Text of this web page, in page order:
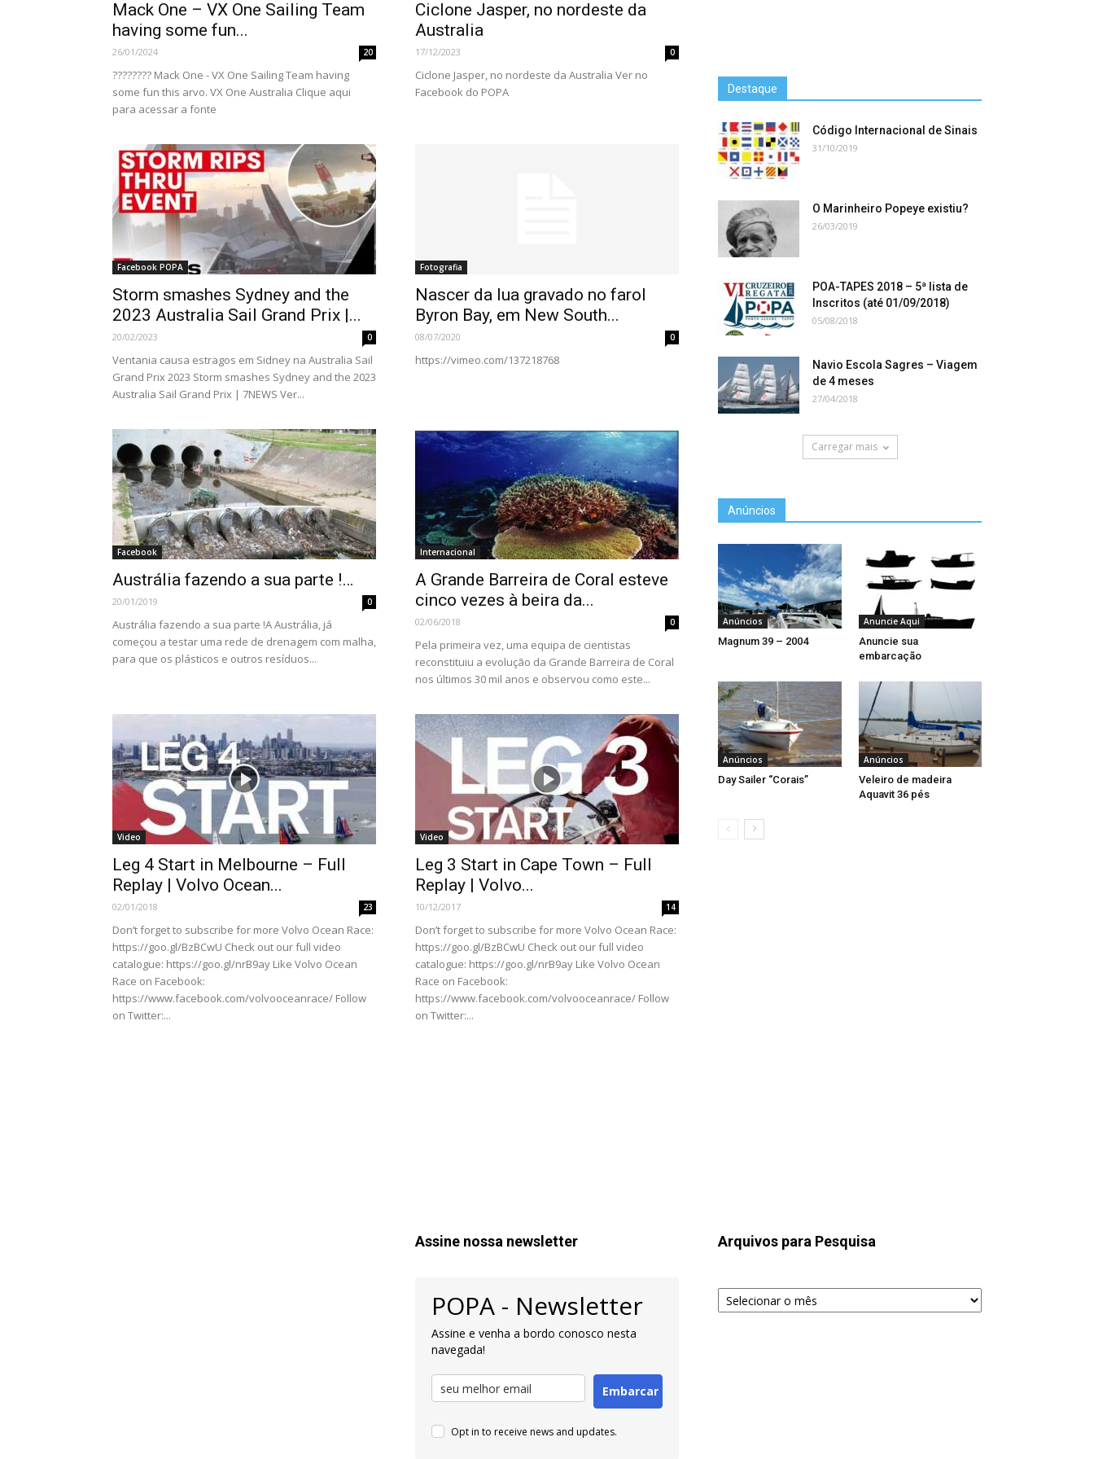
Mack One – VX One Sailing Team
having some fun...
26/01/2024 20
???????? Mack One - VX One Sailing Team having
some fun this arvo. VX One Australia Clique aqui
para acessar a fonte
Ciclone Jasper, no nordeste da
Australia
17/12/2023 0
Ciclone Jasper, no nordeste da Australia Ver no
Facebook do POPA
Facebook POPA
Storm smashes Sydney and the
2023 Australia Sail Grand Prix |...
20/02/2023 0
Ventania causa estragos em Sidney na Australia Sail
Grand Prix 2023 Storm smashes Sydney and the 2023
Australia Sail Grand Prix | 7NEWS Ver...
Fotografia
Nascer da lua gravado no farol
Byron Bay, em New South...
08/07/2020 0
https://vimeo.com/137218768
Facebook
Austrália fazendo a sua parte !…
20/01/2019 0
Austrália fazendo a sua parte !A Austrália, já
começou a testar uma rede de drenagem com malha,
para que os plásticos e outros resíduos...
Internacional
A Grande Barreira de Coral esteve
cinco vezes à beira da...
02/06/2018 0
Pela primeira vez, uma equipa de cientistas
reconstituiu a evolução da Grande Barreira de Coral
nos últimos 30 mil anos e observou como este...
Video
Leg 4 Start in Melbourne – Full
Replay | Volvo Ocean...
02/01/2018 23
Don’t forget to subscribe for more Volvo Ocean Race:
https://goo.gl/BzBCwU Check out our full video
catalogue: https://goo.gl/nrB9ay Like Volvo Ocean
Race on Facebook:
https://www.facebook.com/volvooceanrace/ Follow
on Twitter:...
Video
Leg 3 Start in Cape Town – Full
Replay | Volvo...
10/12/2017 14
Don’t forget to subscribe for more Volvo Ocean Race:
https://goo.gl/BzBCwU Check out our full video
catalogue: https://goo.gl/nrB9ay Like Volvo Ocean
Race on Facebook:
https://www.facebook.com/volvooceanrace/ Follow
on Twitter:...
Destaque
Código Internacional de Sinais
31/10/2019
O Marinheiro Popeye existiu?
26/03/2019
POA-TAPES 2018 – 5ª lista de
Inscritos (até 01/09/2018)
05/08/2018
Navio Escola Sagres – Viagem
de 4 meses
27/04/2018
Carregar mais
Anúncios
Anúncios
Magnum 39 – 2004
Anuncie Aqui
Anuncie sua
embarcação
Anúncios
Day Sailer “Corais”
Anúncios
Veleiro de madeira
Aquavit 36 pés
Assine nossa newsletter
POPA - Newsletter
Assine e venha a bordo conosco nesta
navegada!
Embarcar
Opt in to receive news and updates.
Arquivos para Pesquisa
Arquivos
para